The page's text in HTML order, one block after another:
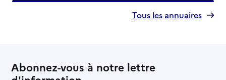
Tous les annuaires
Abonnez-vous à notre lettre